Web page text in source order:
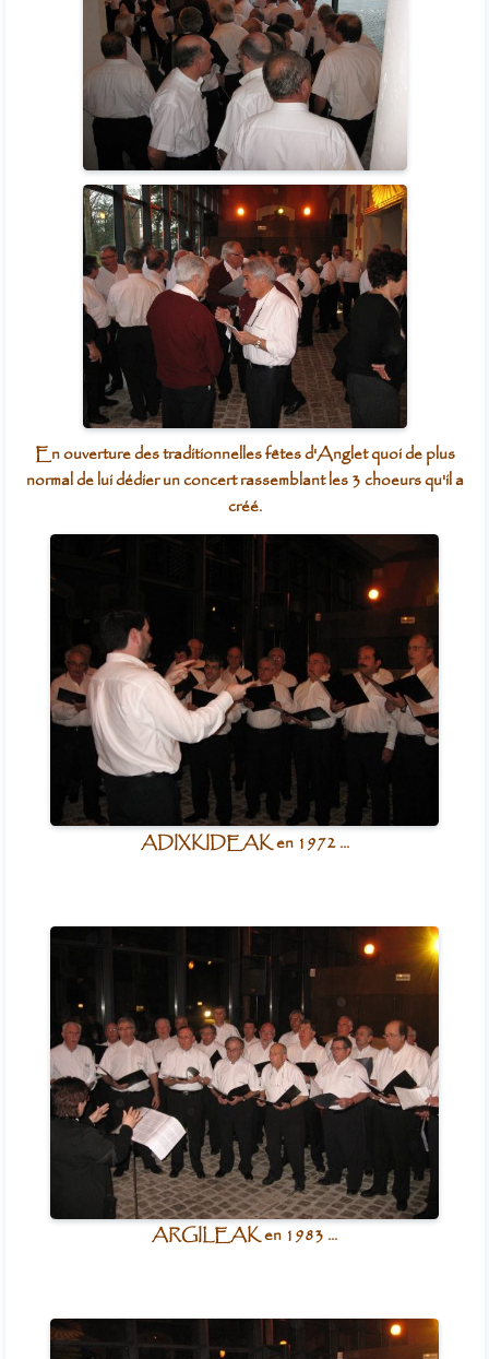
En ouverture des traditionnelles fêtes d'Anglet quoi de plus
normal de lui dédier un concert rassemblant les 3 choeurs qu'il a
créé.
ADIXKIDEAK en 1972 ...
ARGILEAK en 1983 ...